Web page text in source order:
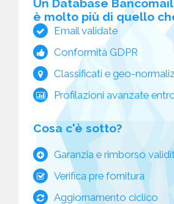
Un Database Bancomail
è molto più di quello
Email validate
Conformità GDPR
Classificati e geo-
Profilazioni avanzate
Cosa c'è sotto?
Garanzia e rimborso
Verifica pre fornitura
Aggiornamento ciclico